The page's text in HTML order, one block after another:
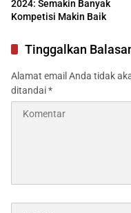
2024: Semakin Banyak
Kompetisi Makin Baik
Tinggalkan
Alamat email Anda tidak
ditandai*